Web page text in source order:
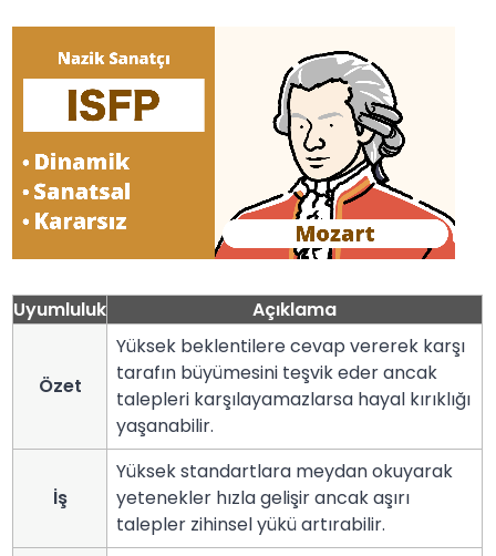
Uyumluluk Açıklama
Özet
Yüksek beklentilere cevap vererek karşı
tarafın büyümesini teşvik eder ancak
talepleri karşılayamazlarsa hayal kırıklığı
yaşanabilir.
İş
Yüksek standartlara meydan okuyarak
yetenekler hızla gelişir ancak aşırı
talepler zihinsel yükü artırabilir.